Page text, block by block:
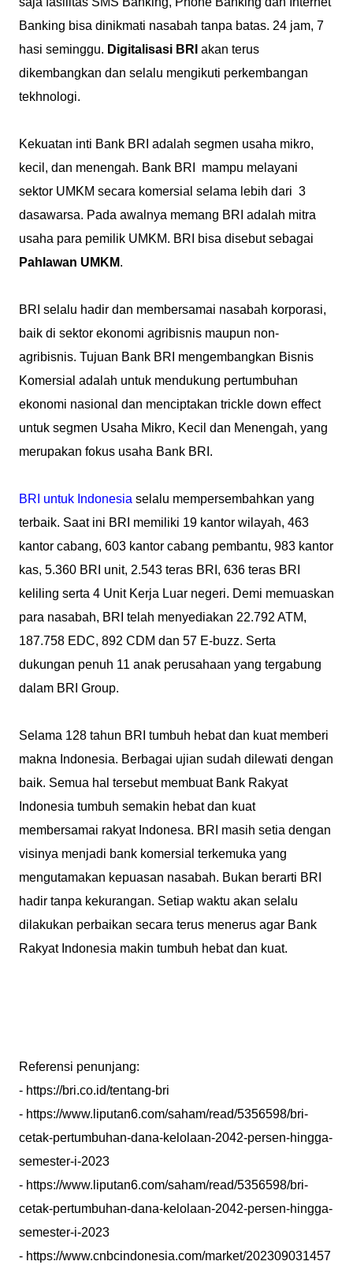
Banking bisa dinikmati nasabah tanpa batas. 24 jam, 7
hasi seminggu. Digitalisasi BRI akan terus
dikembangkan dan selalu mengikuti perkembangan
tekhnologi.
Kekuatan inti Bank BRI adalah segmen usaha mikro,
kecil, dan menengah. Bank BRI mampu melayani
sektor UMKM secara komersial selama lebih dari 3
dasawarsa. Pada awalnya memang BRI adalah mitra
usaha para pemilik UMKM. BRI bisa disebut sebagai
Pahlawan UMKM.
BRI selalu hadir dan membersamai nasabah korporasi,
baik di sektor ekonomi agribisnis maupun non-
agribisnis. Tujuan Bank BRI mengembangkan Bisnis
Komersial adalah untuk mendukung pertumbuhan
ekonomi nasional dan menciptakan trickle down effect
untuk segmen Usaha Mikro, Kecil dan Menengah, yang
merupakan fokus usaha Bank BRI.
BRI untuk Indonesia selalu mempersembahkan yang
terbaik. Saat ini BRI memiliki 19 kantor wilayah, 463
kantor cabang, 603 kantor cabang pembantu, 983 kantor
kas, 5.360 BRI unit, 2.543 teras BRI, 636 teras BRI
keliling serta 4 Unit Kerja Luar negeri. Demi memuaskan
para nasabah, BRI telah menyediakan 22.792 ATM,
187.758 EDC, 892 CDM dan 57 E-buzz. Serta
dukungan penuh 11 anak perusahaan yang tergabung
dalam BRI Group.
Selama 128 tahun BRI tumbuh hebat dan kuat memberi
makna Indonesia. Berbagai ujian sudah dilewati dengan
baik. Semua hal tersebut membuat Bank Rakyat
Indonesia tumbuh semakin hebat dan kuat
membersamai rakyat Indonesa. BRI masih setia dengan
visinya menjadi bank komersial terkemuka yang
mengutamakan kepuasan nasabah. Bukan berarti BRI
hadir tanpa kekurangan. Setiap waktu akan selalu
dilakukan perbaikan secara terus menerus agar Bank
Rakyat Indonesia makin tumbuh hebat dan kuat.
Referensi penunjang:
- https://bri.co.id/tentang-bri
- https://www.liputan6.com/saham/read/5356598/bri-
cetak-pertumbuhan-dana-kelolaan-2042-persen-hingga-
semester-i-2023
- https://www.liputan6.com/saham/read/5356598/bri-
cetak-pertumbuhan-dana-kelolaan-2042-persen-hingga-
semester-i-2023
- https://www.cnbcindonesia.com/market/202309031457